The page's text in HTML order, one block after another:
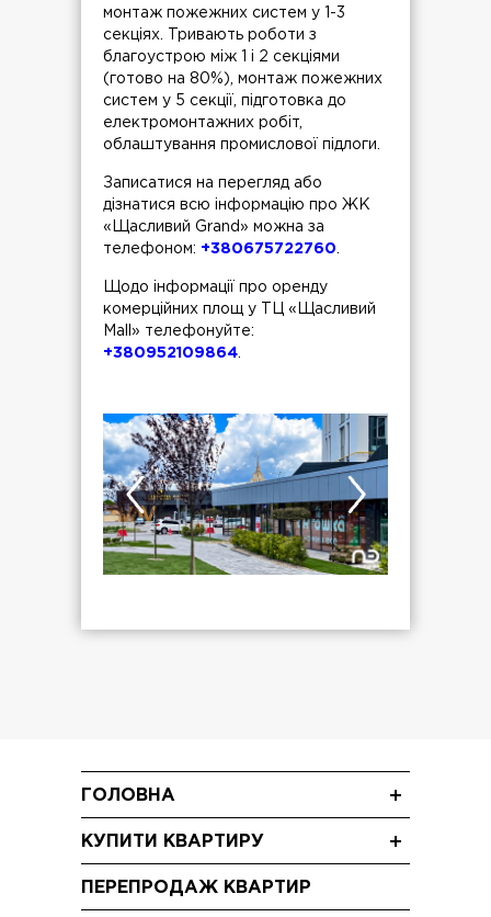
монтаж пожежних систем у 1-3
секціях. Тривають роботи з
благоустрою між 1 і 2 секціями
(готово на 80%), монтаж пожежних
систем у 5 секції, підготовка до
електромонтажних робіт,
облаштування промислової підлоги.
Записатися на перегляд або
дізнатися всю інформацію про ЖК
«Щасливий Grand» можна за
телефоном: +380675722760
Щодо інформації про оренду
комерційних площ у ТЦ «Щасливий
Mall» телефонуйте:
+380952109864
ГОЛОВНА
Акції
Відео
КУПИТИ КВАРТИРУ
ПЕРЕПРОДАЖ КВАРТИР